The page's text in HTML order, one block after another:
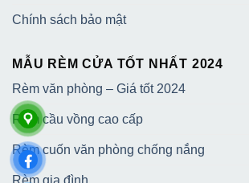
Chính sách bảo mật
MẪU RÈM CỬA TỐT NHẤT 2024
Rèm văn phòng – Giá tốt 2024
Rèm cầu vồng cao cấp
Rèm cuốn văn phòng chống nắng
Rèm gia đình